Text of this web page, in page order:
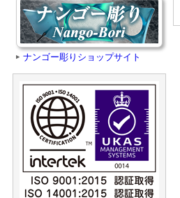
ナンゴー彫りショップサイト